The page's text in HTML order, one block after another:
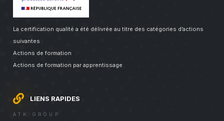
La certification qualité a été délivrée au titre des catégories d’actions
suivantes
Actions de formation
Actions de formation par apprentissage
LIENS RAPIDES
ATK GROUP